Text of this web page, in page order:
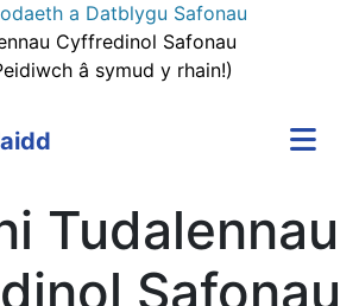
a Datblygu Safonau
Cyffredinol Safonau
â symud y rhain!)
Tudalennau
Safonau